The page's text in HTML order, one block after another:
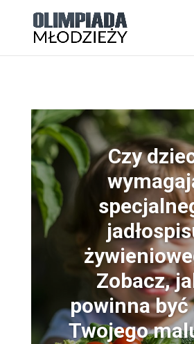
Czy
Zobacz,
powinna być
Twojego